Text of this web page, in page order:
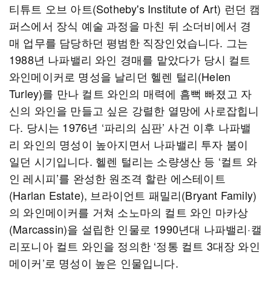
티튜트 오브 아트(Sotheby's Institute of Art) 런던 캠
퍼스에서 장식 예술 과정을 마친 뒤 소더비에서 경
매 업무를 담당하던 평범한 직장인었습니다. 그는
1988년 나파밸리 와인 경매를 맡았다가 당시 컬트
와인메이커로 명성을 날리던 헬렌 털리(Helen
Turley)를 만나 컬트 와인의 매력에 흠뻑 빠졌고 자
신의 와인을 만들고 싶은 강렬한 열망에 사로잡힙니
다. 당시는 1976년 ‘파리의 심판’ 사건 이후 나파밸
리 와인의 명성이 높아지면서 나파밸리 투자 붐이
일던 시기입니다. 헬렌 털리는 소량생산 등 ‘컬트 와
인 레시피’를 완성한 원조격 할란 에스테이트
(Harlan Estate), 브라이언트 패밀리(Bryant Family)
의 와인메이커를 거쳐 소노마의 컬트 와인 마카상
(Marcassin)을 설립한 인물로 1990년대 나파밸리·캘
리포니아 컬트 와인을 정의한 ‘정통 컬트 3대장 와인
메이커’로 명성이 높은 인물입니다.